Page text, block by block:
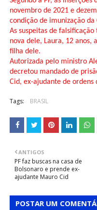
novembro de 2021 e
condição de imunização
As suspeitas de
nova dele, Laura, 12 anos,
filha dele.
Autorizada pelo ministro
decretou mandado de
Cid, ex-ajudante de ordens
Tags: BRASIL
ANTIGOS
PF faz buscas na casa de
Bolsonaro e prende ex-
ajudante Mauro Cid
POSTAR UM